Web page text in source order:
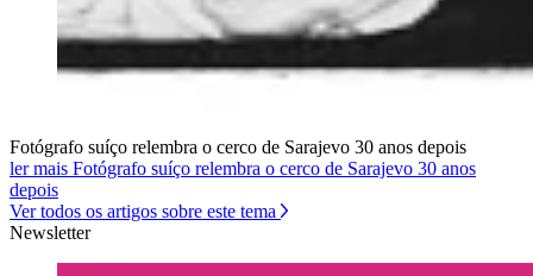
Fotógrafo suíço relembra o cerco de Sarajevo 30 anos depois
ler mais Fotógrafo suíço relembra o cerco de Sarajevo 30 anos
depois
Ver todos os artigos sobre este tema
Newsletter